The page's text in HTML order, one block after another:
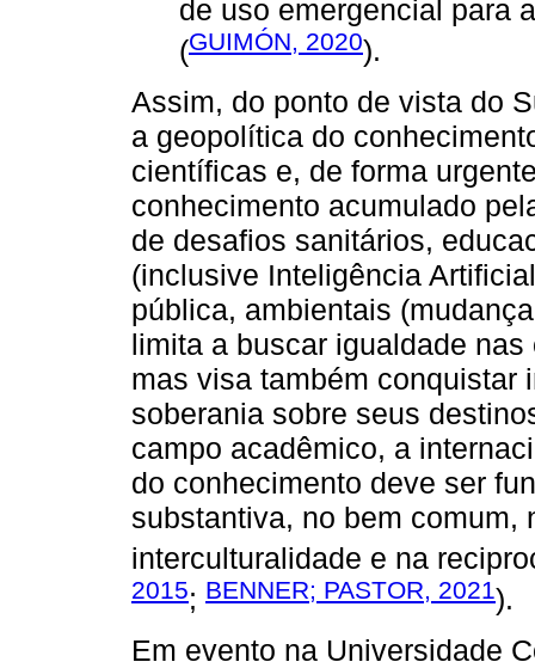
de uso emergencial para
(GUIMÓN, 2020).
Assim, do ponto de vista do
a geopolítica do
científicas e, de forma
conhecimento acumulado
de desafios sanitários,
(inclusive Inteligência
pública, ambientais
limita a buscar igualdade
mas visa também conquistar
soberania sobre seus
campo acadêmico, a
do conhecimento deve ser
substantiva, no bem comum,
interculturalidade e na
2015; BENNER; PASTOR, 2021).
Em evento na Universidade